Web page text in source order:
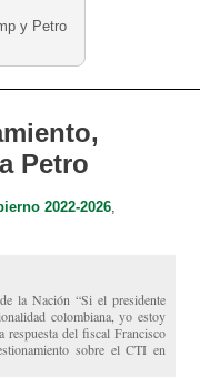
y Petro
Petro
2022-2026,
la Nación “Si el presidente
colombiana, yo estoy
respuesta del fiscal Francisco
sobre el CTI en